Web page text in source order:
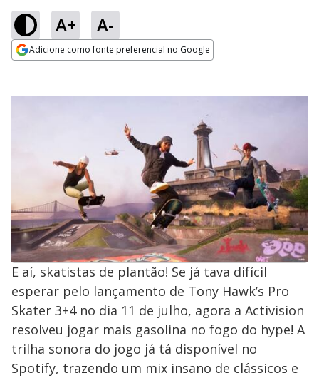
A+ A-
Adicione como fonte preferencial no Google
E aí, skatistas de plantão! Se já tava difícil
esperar pelo lançamento de Tony Hawk’s Pro
Skater 3+4 no dia 11 de julho, agora a Activision
resolveu jogar mais gasolina no fogo do hype! A
trilha sonora do jogo já tá disponível no
Spotify, trazendo um mix insano de clássicos e